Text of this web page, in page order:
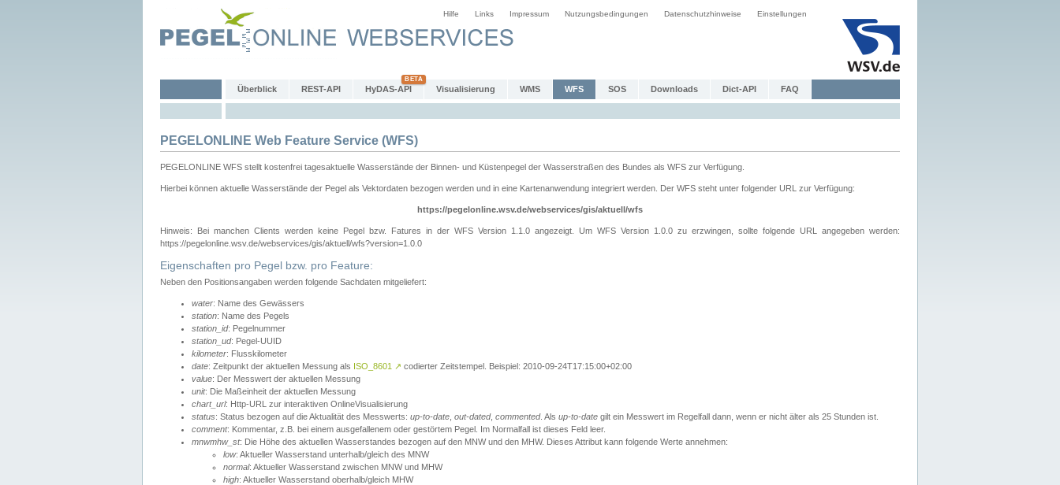
Hilfe Links Impressum Nutzungsbedingungen Datenschutzhinweise Einstellungen
Überblick REST-API HyDAS-API Visualisierung WMS WFS SOS Downloads Dict-API FAQ
PEGELONLINE Web Feature Service (WFS)
PEGELONLINE WFS stellt kostenfrei tagesaktuelle Wasserstände der Binnen- und Küstenpegel der Wasserstraßen des Bundes als WFS zur Verfügung.
Hierbei können aktuelle Wasserstände der Pegel als Vektordaten bezogen werden und in eine Kartenanwendung integriert werden. Der WFS steht unter folgender URL zur Verfügung:
https://pegelonline.wsv.de/webservices/gis/aktuell/wfs
Hinweis: Bei manchen Clients werden keine Pegel bzw. Fatures in der WFS Version 1.1.0 angezeigt. Um WFS Version 1.0.0 zu erzwingen, sollte folgende URL angegeben werden:
https://pegelonline.wsv.de/webservices/gis/aktuell/wfs?version=1.0.0
Eigenschaften pro Pegel bzw. pro Feature:
Neben den Positionsangaben werden folgende Sachdaten mitgeliefert:
water: Name des Gewässers
station: Name des Pegels
station_id: Pegelnummer
station_ud: Pegel-UUID
kilometer: Flusskilometer
date: Zeitpunkt der aktuellen Messung als ISO_8601 ↗ codierter Zeitstempel. Beispiel: 2010-09-24T17:15:00+02:00
value: Der Messwert der aktuellen Messung
unit: Die Maßeinheit der aktuellen Messung
chart_url: Http-URL zur interaktiven OnlineVisualisierung
status: Status bezogen auf die Aktualität des Messwerts: up-to-date out-dated, commented. Als up-to-date gilt ein Messwert im Regelfall dann, wenn er nicht älter als 25 Stunden ist.
comment: Kommentar, z.B. bei einem ausgefallenem oder gestörtem Pegel. Im Normalfall ist dieses Feld leer.
mnwmhw_st: Die Höhe des aktuellen Wasserstandes bezogen auf den MNW und den MHW. Dieses Attribut kann folgende Werte annehmen:
low: Aktueller Wasserstand unterhalb/gleich des MNW
normal: Aktueller Wasserstand zwischen MNW und MHW
high: Aktueller Wasserstand oberhalb/gleich MHW